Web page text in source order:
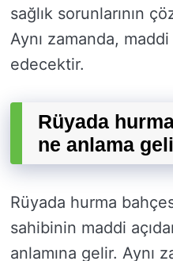
sağlık sorunlarının
Aynı zamanda,
edecektir.
Rüyada
ne anlama
Rüyada hurma
sahibinin maddi
anlamına gelir. Aynı